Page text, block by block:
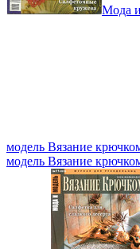
Мода
модель Вязание
модель Вязание